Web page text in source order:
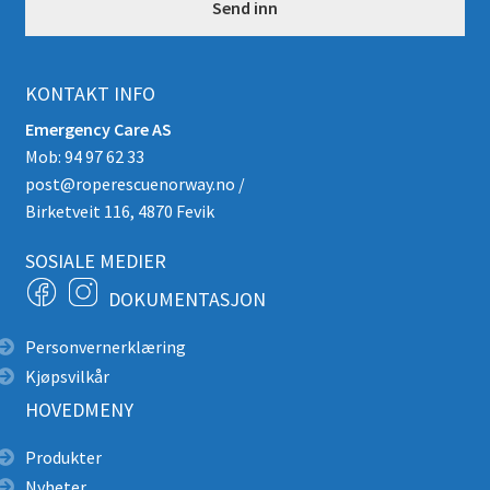
KONTAKT INFO
Emergency Care AS
Mob: 94 97 62 33
post@roperescuenorway.no /
Birketveit 116, 4870 Fevik
SOSIALE MEDIER
DOKUMENTASJON
Personvernerklæring
Kjøpsvilkår
HOVEDMENY
Produkter